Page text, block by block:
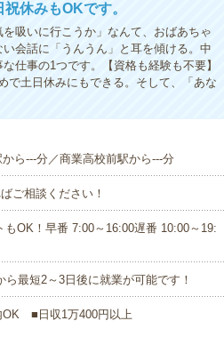
休みもOKです。
吸いに行こうか」なんて、おばあちゃ
会話に「うんうん」と耳を傾ける。中
仕事の1つです。【資格も経験も不要】
で土日休みにもできる。そして、「あな
ら---分／商業高校前駅から---分
ご相談ください！
OK！早番 7:00～16:00遅番 10:00～19:
最短2～3日後に就業が可能です！
■日収1万400円以上